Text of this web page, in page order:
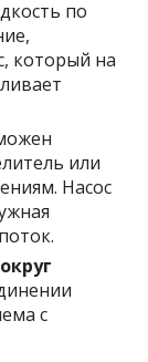
по
который на
или
Насос
с